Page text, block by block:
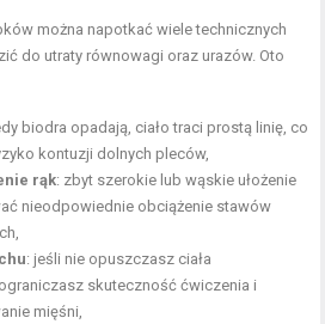
można napotkać wiele technicznych
do utraty równowagi oraz urazów. Oto
biodra opadają, ciało traci prostą linię, co
kontuzji dolnych pleców,
rąk: zbyt szerokie lub wąskie ułożenie
nieodpowiednie obciążenie stawów
: jeśli nie opuszczasz ciała
skuteczność ćwiczenia i
mięśni,